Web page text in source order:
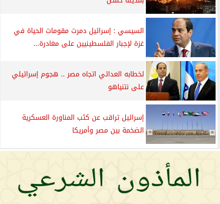
السيسي : إسرائيل دمرت مقومات الحياة في
غزة لإجبار الفلسطينيين على مغادرة...
لخطابه العدائي اتجاه مصر .. هجوم إسرائيلي
على نتنياهو
إسرائيل تراقب عن كثب المناورة العسكرية
الضخمة بين مصر وأمريكا